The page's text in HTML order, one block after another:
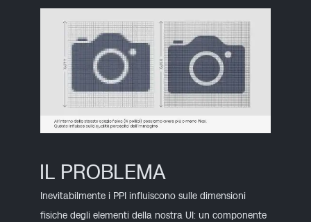
IL PROBLEMA
Inevitabilmente i PPI influiscono sulle dimensioni
fisiche degli elementi della nostra UI: un componente